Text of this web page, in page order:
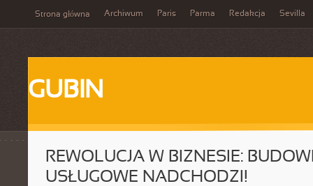
Strona główna Archiwum Paris Parma Redakcja Sevilla
GUBIN
REWOLUCJA W BIZNESIE:
USŁUGOWE NADCHODZI!